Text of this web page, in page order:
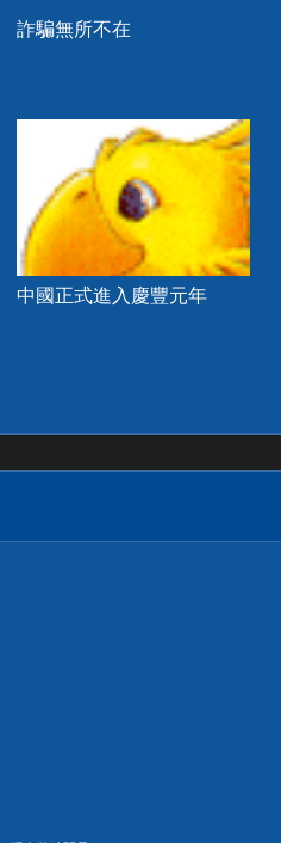
詐騙無所不在
中國正式進入慶豐元年